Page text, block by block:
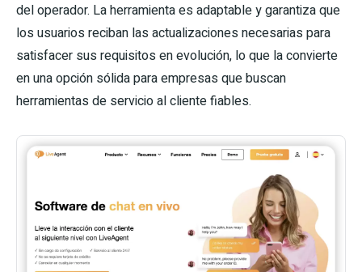
del operador. La herramienta es adaptable y garantiza que
los usuarios reciban las actualizaciones necesarias para
satisfacer sus requisitos en evolución, lo que la convierte
en una opción sólida para empresas que buscan
herramientas de servicio al cliente fiables.